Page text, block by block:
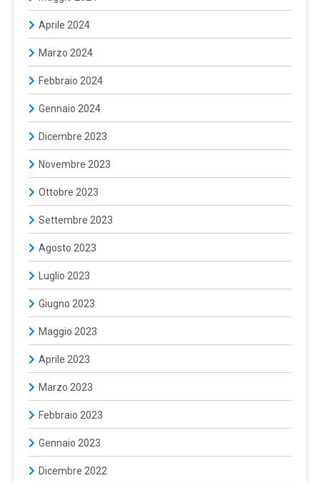
Aprile 2024
Marzo 2024
Febbraio 2024
Gennaio 2024
Dicembre 2023
Novembre 2023
Ottobre 2023
Settembre 2023
Agosto 2023
Luglio 2023
Giugno 2023
Maggio 2023
Aprile 2023
Marzo 2023
Febbraio 2023
Gennaio 2023
Dicembre 2022